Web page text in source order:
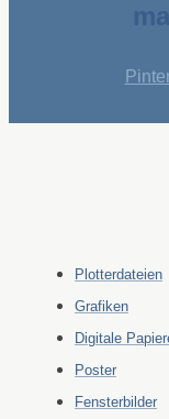
Plotterdateien
Grafiken
Digitale
Poster
Fensterbilder